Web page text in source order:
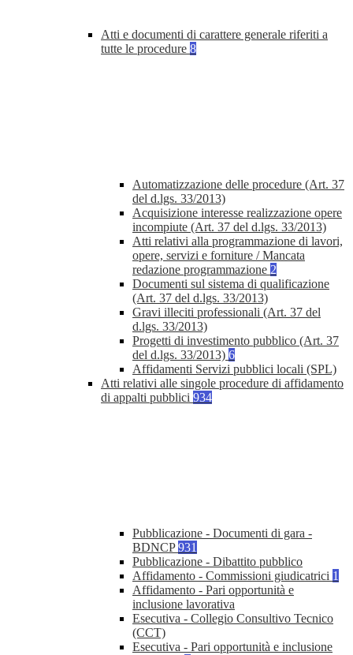
Atti e documenti di carattere generale riferiti a
tutte le procedure 8
Automatizzazione delle procedure (Art. 37
del d.lgs. 33/2013)
Acquisizione interesse realizzazione opere
incompiute (Art. 37 del d.lgs. 33/2013)
Atti relativi alla programmazione di lavori,
opere, servizi e forniture / Mancata
redazione programmazione 2
Documenti sul sistema di qualificazione
(Art. 37 del d.lgs. 33/2013)
Gravi illeciti professionali (Art. 37 del
d.lgs. 33/2013)
Progetti di investimento pubblico (Art. 37
del d.lgs. 33/2013) 6
Affidamenti Servizi pubblici locali (SPL)
Atti relativi alle singole procedure di affidamento
di appalti pubblici 934
Pubblicazione - Documenti di gara -
BDNCP931
Pubblicazione - Dibattito pubblico
Affidamento - Commissioni giudicatrici 1
Affidamento - Pari opportunità e
inclusione lavorativa
Esecutiva - Collegio Consultivo Tecnico
(CCT)
Esecutiva - Pari opportunità e inclusione